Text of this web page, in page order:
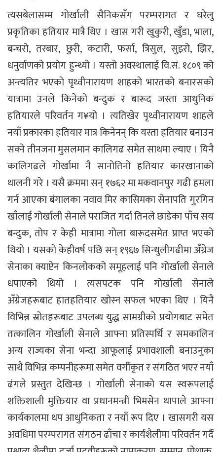
त्यसबेलासम्म गोर्खाली सैनिकसँग परम्परागत र घरेलु
प्रकृतिका हतियार मात्रै थिए । खास गरी खुकुरी, खुँडा, भाला,
बन्चरो, तरबार, छुरी, कटारी, फर्सा, त्रिसुल, सुइरो, झिर,
धनुर्वाणको प्रयोग हुन्थ्यो । यस्तो अवस्थालाई वि.सं. १८०९ को
अन्त्यतिर भएको पृथ्वीनारायण शाहको भारतको बनारसको
यात्रामा उनले किनेको बन्दुक र बारूद जस्ता आधुनिक
हतियारले परिवर्तन ग¥यो । त्यतिखेर पृथ्वीनारायण शाहले
नयाँ प्रकारका हतियार मात्र किनेनन् कि यस्ता हतियार बनाउन
सक्ने तीनजना मुसलमान कालिगढ समेत साथमा ल्याए । यिनै
कालिगढले गोर्खामा नै सानोतिनो हतियार कारखानाको
थालनी गरे । यसै क्रममा सन् १७६२ मा मकवानपुर गढी हमला
गर्न आएका बंगालका नवाव मिर कासिमका सेनापति गुरगिन
खाँलाई गोर्खाली सेनाले पराजित गर्दा तिनले छाडेका पाँच सय
बन्दुक, तोप र केही मात्रामा गोला बारूदसमेत प्राप्त भएको
थियो । यसको केहीवर्ष पछि सन् १९६७ सिन्धुलीगढीमा अँग्रेज
सेनाका क्याप्टेन किनलोकको समूहलाई पनि गोर्खाली सेनाले
धपाएको थियो । त्यसपटक पनि गोर्खाली सेनाले
अँग्रेजहरूबाट हातहतियार खोस्न सफल भएका थिए । यिनै
विभिन्न स्रोतहरूबाट उपलब्ध युद्ध सामग्रीको प्रयोगबाट समेत
तत्कालिन गोर्खाली सेनाले आफ्ना प्रतिस्पर्धि र समकालिन
अन्य राज्यका सेना भन्दा आफूलाई प्रभावशाली बनाउनुका
साथै विभिन्न कम्पनीहरूमा समेत वर्गीकृत र संगठित भएर नयाँ
ढंगले प्रस्तुत देखिन्छ । गोर्खाली सेनाको यस स्वरूपलाई
शक्तिशाली मुक्तियार वा प्रधानमन्त्री भिमसेन थापाले आफ्ना
कार्यकालमा थप आधुनिकता र नयाँ रूप दिए । खासगरी यस
अवधिमा परम्परागत संगठन ढाँचा र कार्यशैलीमा परिवर्तन गर्दै